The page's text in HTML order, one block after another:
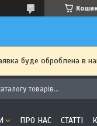
буде оброблена в
ПРО НАС СТАТТІ